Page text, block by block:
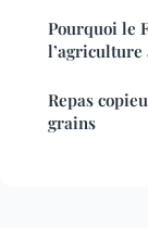
Pourquoi le
l’agriculture
Repas
grains